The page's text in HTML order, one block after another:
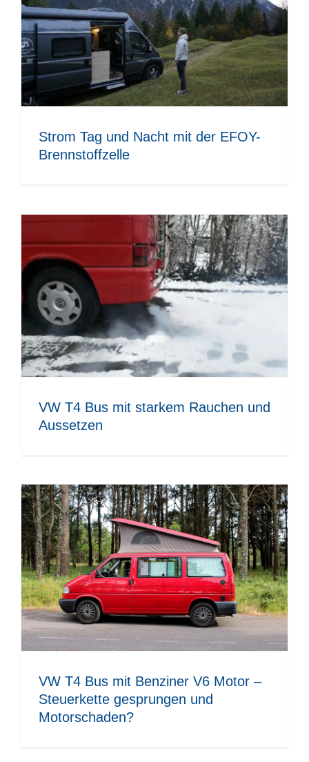
Strom Tag und Nacht mit der EFOY-
Brennstoffzelle
VW T4 Bus mit starkem Rauchen und
Aussetzen
VW T4 Bus mit Benziner V6 Motor –
Steuerkette gesprungen und
Motorschaden?